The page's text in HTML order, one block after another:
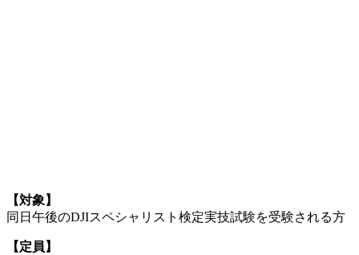
【対象】
同日午後のDJIスペシャリスト検定実技試験を受験される方
【定員】